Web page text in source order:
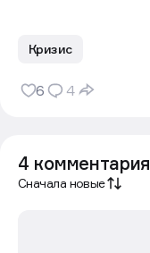
Кризис
6 4
4 комментария
Сначала новые